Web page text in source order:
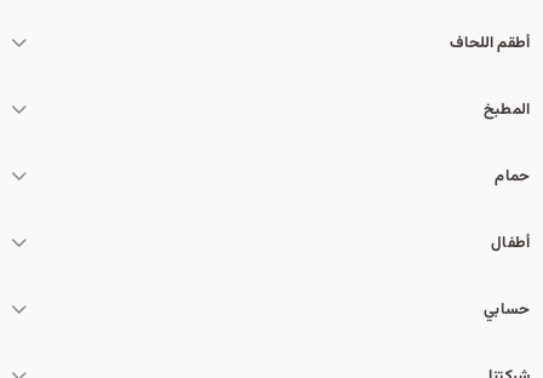
أطقم اللحاف
المطبخ
حمام
أطفال
حسابي